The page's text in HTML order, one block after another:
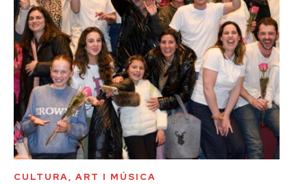
CULTURA, ART I MÚSICA